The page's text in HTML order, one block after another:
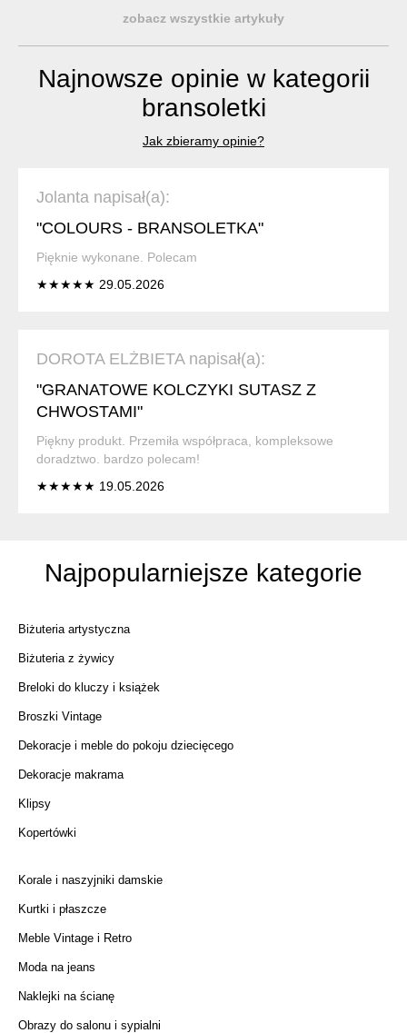
zobacz wszystkie artykuły
Najnowsze opinie w kategorii
bransoletki
Jak zbieramy opinie?
Jolanta napisał(a):
"COLOURS - BRANSOLETKA"
Pięknie wykonane. Polecam
★★★★★ 29.05.2026
DOROTA ELŻBIETA napisał(a):
"GRANATOWE KOLCZYKI SUTASZ Z
CHWOSTAMI"
Piękny produkt. Przemiła współpraca, kompleksowe
doradztwo. bardzo polecam!
★★★★★ 19.05.2026
Najpopularniejsze kategorie
Biżuteria artystyczna
Biżuteria z żywicy
Breloki do kluczy i książek
Broszki Vintage
Dekoracje i meble do pokoju dziecięcego
Dekoracje makrama
Klipsy
Kopertówki
Korale i naszyjniki damskie
Kurtki i płaszcze
Meble Vintage i Retro
Moda na jeans
Naklejki na ścianę
Obrazy do salonu i sypialni